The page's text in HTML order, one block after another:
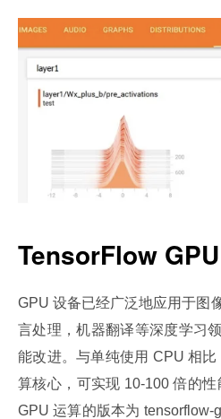
TensorFlow
GPU 设备已经广泛地应用于图
言处理，机器翻译等深度学习
能改进。与单纯使用 CPU 相
算核心，可实现 10-100 倍的
GPU 运算的版本为 tensorflow-